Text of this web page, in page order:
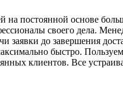
на постоянной основе
своего дела.
заявки до завершения
быстро.
клиентов. Все